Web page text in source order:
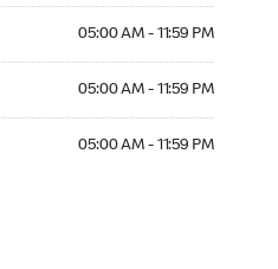
05:00 AM - 11:59 PM
05:00 AM - 11:59 PM
05:00 AM - 11:59 PM